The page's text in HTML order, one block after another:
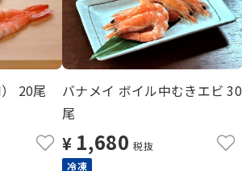
20尾
バナメイ ボイル中むきエビ 30
尾
¥ 1,680 税抜
冷凍